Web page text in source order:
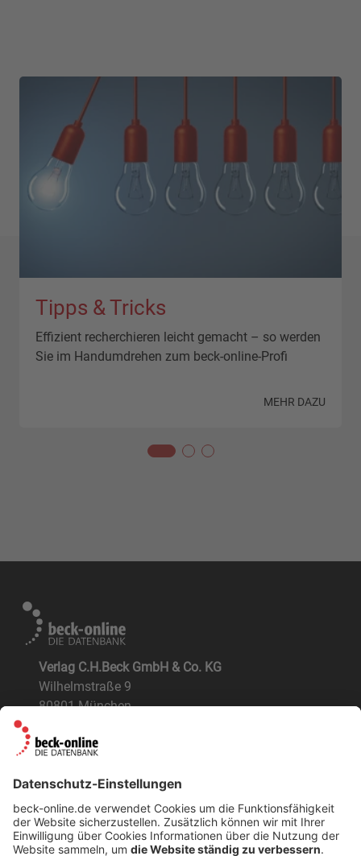
Tipps & Tricks
Effizient recherchieren leicht gemacht – so werden
Sie im Handumdrehen zum beck-online-Profi
MEHR DAZU
Verlag C.H.Beck GmbH & Co. KG
Wilhelmstraße 9
80801 München
Der Verlag
Nachhaltigkeit
NÜTZLICHES
FAQs
Tipps & Tricks